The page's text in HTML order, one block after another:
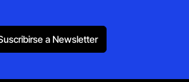
a Newsletter